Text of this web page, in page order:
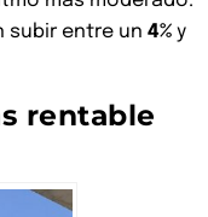
subir entre un 4% y
rentable